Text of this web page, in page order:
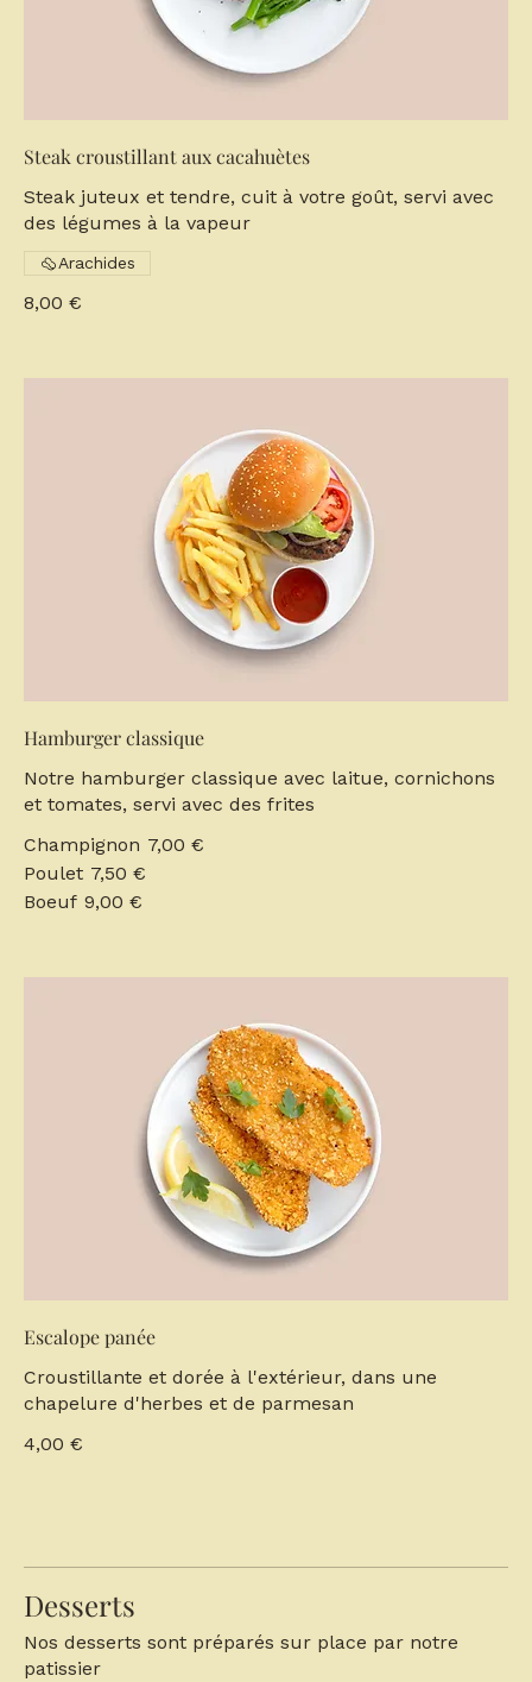
Steak croustillant aux cacahuètes
Steak juteux et tendre, cuit à votre goût, servi avec
des légumes à la vapeur
8,00 €
Arachides
Hamburger classique
Notre hamburger classique avec laitue, cornichons
et tomates, servi avec des frites
Champignon 7,00 €
Poulet 7,50 €
Boeuf 9,00 €
Escalope panée
Croustillante et dorée à l'extérieur, dans une
chapelure d'herbes et de parmesan
4,00 €
Desserts
Nos desserts sont préparés sur place par notre
patissier